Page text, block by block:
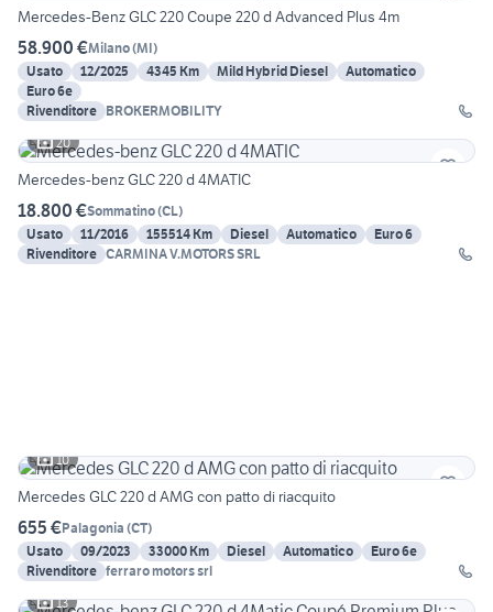
Mercedes-Benz GLC 220 Coupe 220 d Advanced Plus 4m
58.900 €Milano(MI)
Usato
12/2025 4345 Km Mild Hybrid Diesel
Automatico
Euro 6e
Rivenditore BROKERMOBILITY
20
Mercedes-benz GLC 220 d 4MATIC
18.800 €Sommatino(CL)
Usato
11/2016 155514 Km Diesel Automatico
Euro 6
Rivenditore CARMINA V.MOTORS SRL
10
Mercedes GLC 220 d AMG con patto di riacquito
655 €Palagonia (CT)
Usato
09/2023 33000 Km Diesel Automatico
Euro 6e
Rivenditore ferraro motors srl
13